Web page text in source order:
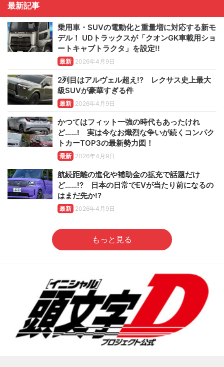
最新記事
乗用車・SUVの電動化と重量増に対応する新モ
デル！ UDトラックスが「クオンGK車載用ショ
ートキャブトラクタ」を設定!!
最新 2026年4月9日
2列目はアルヴェル超え!? レクサス史上最大
級SUVが豪華すぎる件
最新 2026年4月9日
かつてはフィット一強の時代もあったけれ
ど……! 実は今なお熾烈な争いが続くコンパク
トカーTOP3の最新勢力図！
最新 2026年4月9日
航続距離の進化や補助金の拡充で話題だけ
ど……!? 日本の日常でEVが当たり前になるの
はまだ先か!?
最新 2026年4月9日
もっと見る